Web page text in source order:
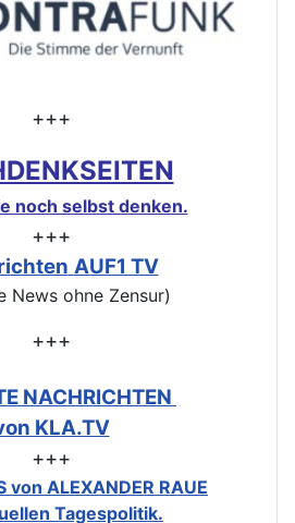
+++
noch selbst denken.
+++
AUF1 TV
News ohne Zensur)
+++
NACHRICHTEN
KLA.TV
+++
von ALEXANDER RAUE
Tagespolitik.